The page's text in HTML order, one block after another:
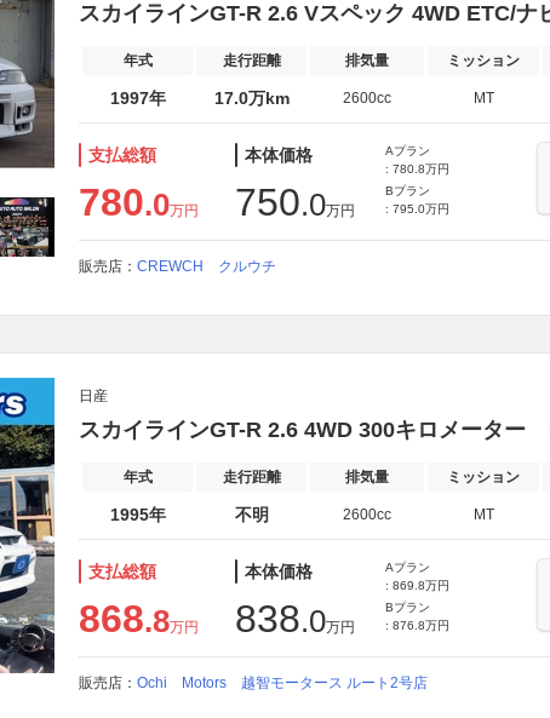
スカイラインGT-R 2.6 Vスペック 4WD ETC/ナ
年式 走行距離 排気量 ミッション
1997年 17.0万km 2600cc MT
支払総額
780.0万円
本体価格
750.0万円
Aプラン
: 780.8万円
Bプラン
: 795.0万円
販売店： CREWCH クルウチ
日産
スカイラインGT-R 2.6 4WD 300キロメーター
年式 走行距離 排気量 ミッション
1995年 不明 2600cc MT
支払総額
868.8万円
本体価格
838.0万円
Aプラン
: 869.8万円
Bプラン
: 876.8万円
販売店： Ochi Motors 越智モータース ルート2号店